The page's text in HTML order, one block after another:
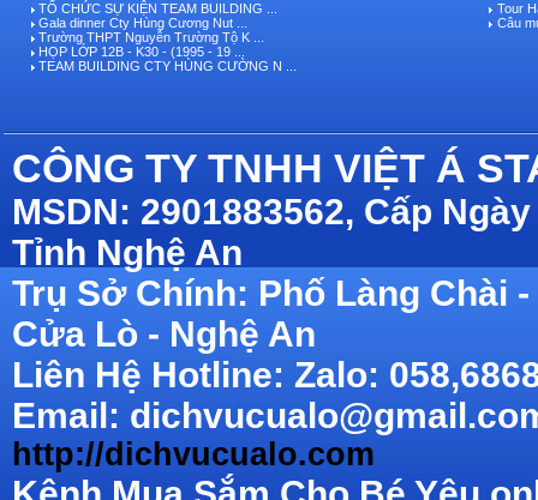
TỔ CHỨC SỰ KIỆN TEAM BUILDING ...
Gala dinner Cty Hùng Cương Nut ...
Trường THPT Nguyễn Trường Tộ K ...
HỌP LỚP 12B - K30 - (1995 - 19 ...
TEAM BUILDING CTY HÙNG CƯỜNG N ...
Tour
Câu
CÔNG TY TNHH VIỆT Á
MSDN: 2901883562, Cấp
Tỉnh Nghệ An
Trụ Sở Chính: Phố Làng Chài
Cửa Lò - Nghệ An
Liên Hệ Hotline: Zalo:
Email:
http://dichvucualo.com